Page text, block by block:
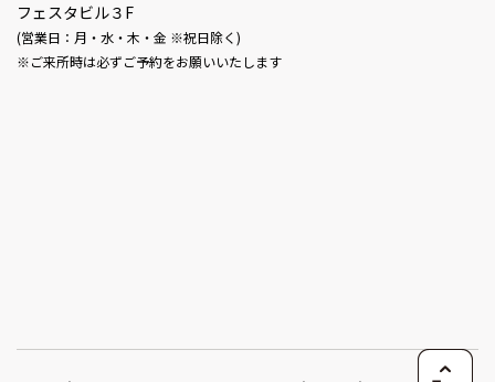
フェスタビル３F
(営業日：月・水・木・金 ※祝日除く)
※ご来所時は必ずご予約をお願いいたします